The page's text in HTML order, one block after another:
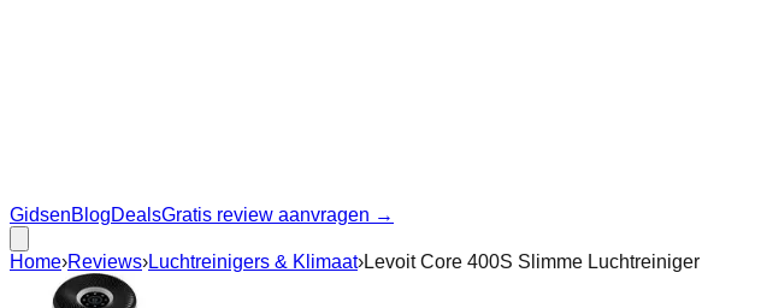
GidsenBlogDealsGratis review aanvragen →
Home›Reviews›Luchtreinigers & Klimaat›Levoit Core 400S Slimme Luchtreiniger